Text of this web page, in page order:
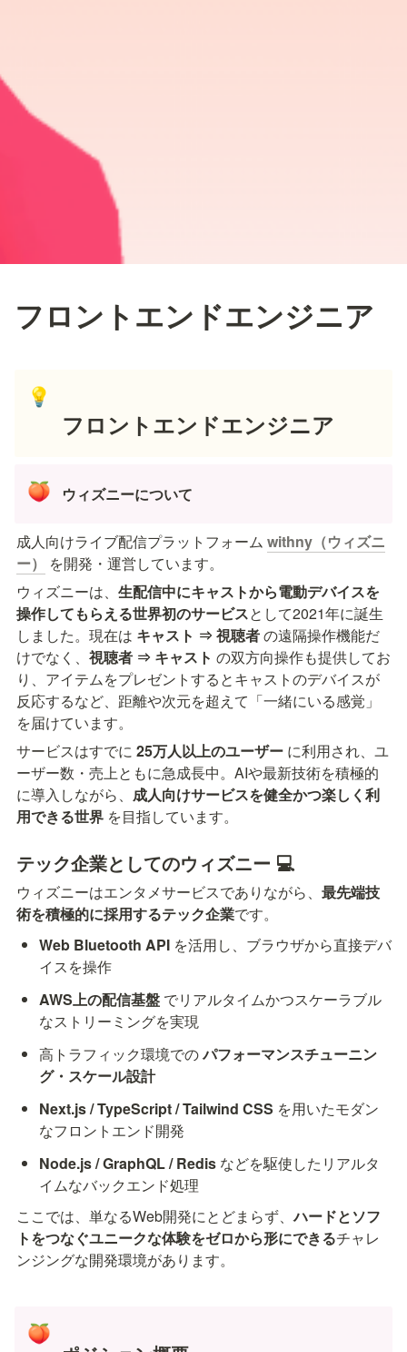
フロントエンドエンジニア
💡
フロントエンドエンジニア
🍑 ウィズニーについて
成人向けライブ配信プラットフォーム withny（ウィズニ
ー）
を開発・運営しています。
ウィズニーは、 生配信中にキャストから電動デバイスを
操作してもらえる世界初のサービスとして2021年に誕生
しました。現在は キャスト ⇒ 視聴者 の遠隔操作機能だ
けでなく、 視聴者 ⇒ キャスト の双方向操作も提供してお
り、アイテムをプレゼントするとキャストのデバイスが
反応するなど、距離や次元を超えて「一緒にいる感覚」
を届けています。
サービスはすでに 25万人以上のユーザー に利用され、ユ
ーザー数・売上ともに急成長中。AIや最新技術を積極的
に導入しながら、 成人向けサービスを健全かつ楽しく利
用できる世界 を目指しています。
テック企業としてのウィズニー 💻
ウィズニーはエンタメサービスでありながら、 最先端技
術を積極的に採用するテック企業です。
Web Bluetooth API を活用し、ブラウザから直接デバ
イスを操作
AWS上の配信基盤 でリアルタイムかつスケーラブル
なストリーミングを実現
高トラフィック環境での パフォーマンスチューニン
グ・スケール設計
Next.js / TypeScript / Tailwind CSS を用いたモダン
なフロントエンド開発
Node.js / GraphQL / Redis などを駆使したリアルタ
イムなバックエンド処理
ここでは、単なるWeb開発にとどまらず、ハードとソフ
トをつなぐユニークな体験をゼロから形にできるチャレ
ンジングな開発環境があります。
🍑